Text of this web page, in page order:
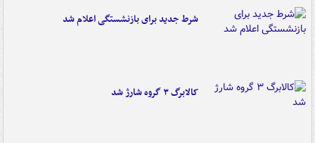
شرط جدید برای بازنشستگی اعلام شد
کالابرگ ۳ گروه شارژ شد